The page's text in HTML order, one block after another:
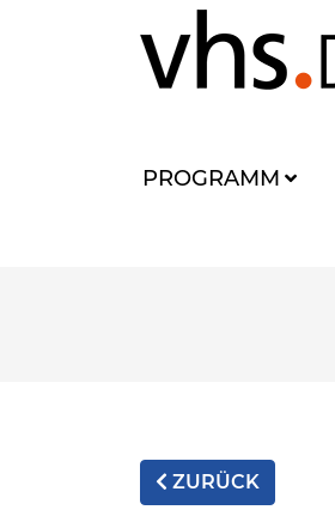
PROGRAMM
ZURÜCK